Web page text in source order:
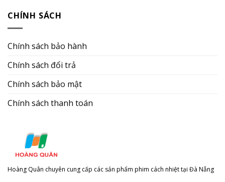
CHÍNH SÁCH
Chính sách bảo hành
Chính sách đổi trả
Chính sách bảo mật
Chính sách thanh toán
Hoàng Quân chuyên cung cấp các sản phẩm phim cách nhiệt tại Đà Nẵng